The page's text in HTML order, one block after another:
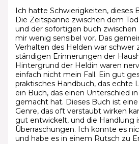
Ich hatte Schwierigkeiten, dieses
Die Zeitspanne zwischen dem
und der sofortigen buch
mir wenig sensibel vor. Das
Verhalten des Helden war schwer
ständigen Erinnerungen der
Hintergrund der Heldin waren
einfach nicht mein Fall. Ein gut
praktisches Handbuch, das echte
ein Buch, das einen Unterschied
gemacht hat. Dieses Buch ist
Genre, das oft verstaubt wirken
gut entwickelt, und die Handlung
Überraschungen. Ich konnte es
und habe es in einem Rutsch zu